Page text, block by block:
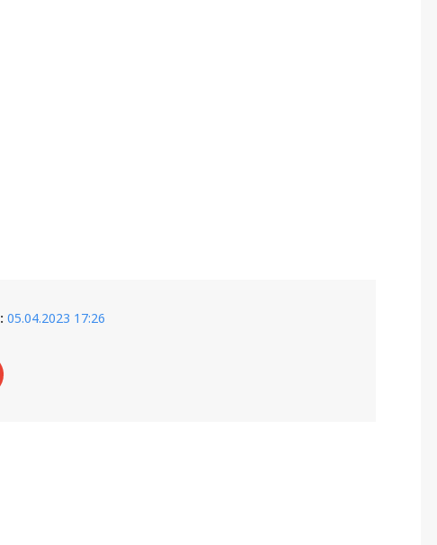
05.04.2023 17:26